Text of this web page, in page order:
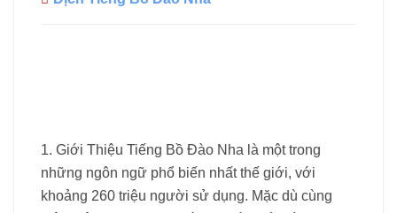
1. Giới Thiệu Tiếng Bồ Đào Nha là một trong
những ngôn ngữ phổ biến nhất thế giới, với
khoảng 260 triệu người sử dụng. Mặc dù cùng